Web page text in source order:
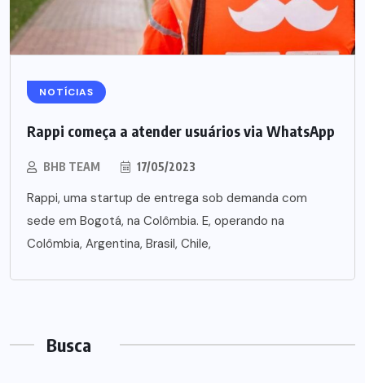
NOTÍCIAS
Rappi começa a atender usuários via WhatsApp
BHB TEAM 17/05/2023
Rappi, uma startup de entrega sob demanda com
sede em Bogotá, na Colômbia. E, operando na
Colômbia, Argentina, Brasil, Chile,
Busca